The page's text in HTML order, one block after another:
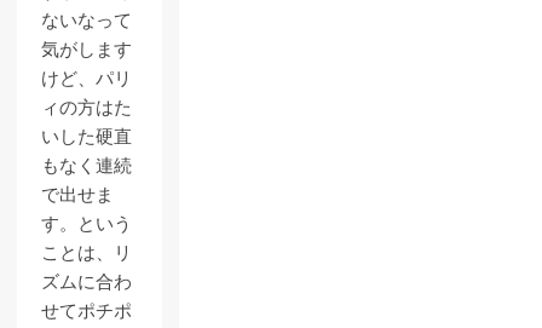
ないなって
気がします
けど、パリ
ィの方はた
いした硬直
もなく連続
で出せま
す。という
ことは、リ
ズムに合わ
せてポチポ